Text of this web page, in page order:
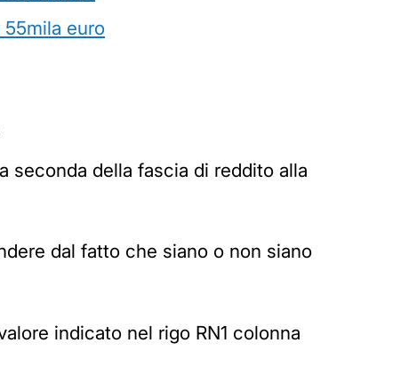
euro
seconda della fascia di reddito alla
dal fatto che siano o non siano
indicato nel rigo RN1 colonna